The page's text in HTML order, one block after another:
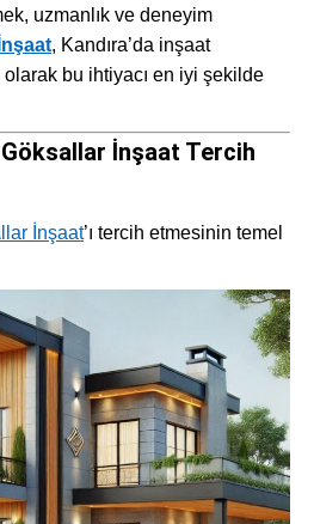
uzmanlık ve deneyim
İnşaat, Kandıra’da inşaat
bu ihtiyacı en iyi şekilde
Göksallar İnşaat Tercih
İnşaat’ı tercih etmesinin temel